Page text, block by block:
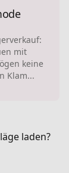
mit
keine
Klam...
laden?